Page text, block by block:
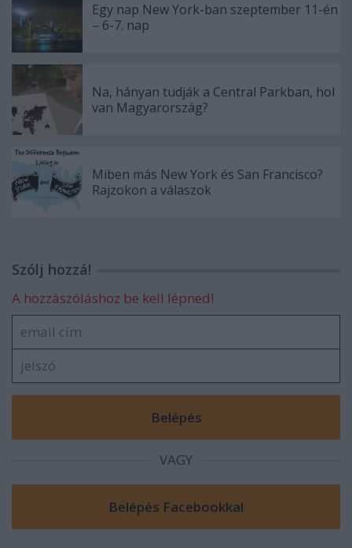
Egy nap New York-ban szeptember 11-én
– 6-7. nap
Na, hányan tudják a Central Parkban, hol
van Magyarország?
Miben más New York és San Francisco?
Rajzokon a válaszok
Szólj hozzá!
A hozzászóláshoz be kell lépned!
VAGY